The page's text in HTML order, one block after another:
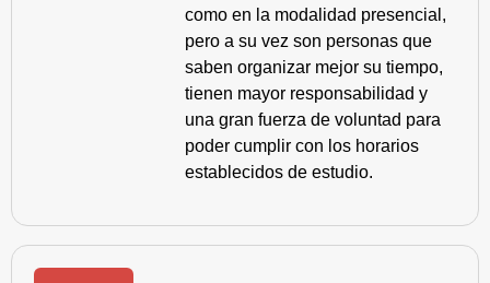
como en la modalidad presencial,
pero a su vez son personas que
saben organizar mejor su tiempo,
tienen mayor responsabilidad y
una gran fuerza de voluntad para
poder cumplir con los horarios
establecidos de estudio.